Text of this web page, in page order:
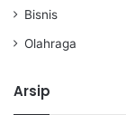
Bisnis
Olahraga
Arsip